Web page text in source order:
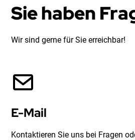
Sie haben
Wir sind gerne für Sie erreichbar!
E-Mail
Kontaktieren Sie uns bei Fragen